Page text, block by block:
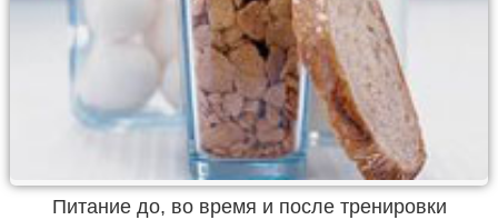
Питание до, во время и после тренировки